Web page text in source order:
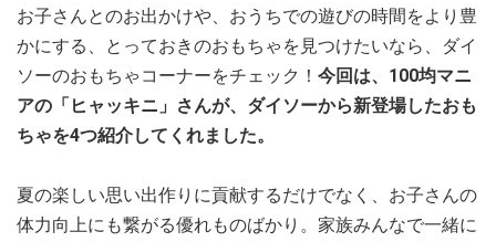
お子さんとのお出かけや、おうちでの遊びの時間をより豊
かにする、とっておきのおもちゃを見つけたいなら、ダイ
ソーのおもちゃコーナーをチェック！ 今回は、100均マニ
アの「ヒャッキニ」さんが、ダイソーから新登場したおも
ちゃを4つ紹介してくれました。
夏の楽しい思い出作りに貢献するだけでなく、お子さんの
体力向上にも繋がる優れものばかり。家族みんなで一緒に